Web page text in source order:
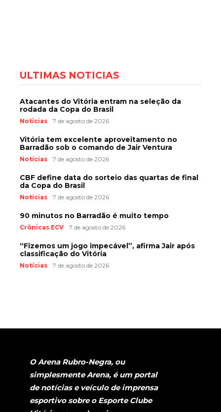
ÚLTIMAS NOTÍCIAS
Atacantes do Vitória entram na seleção da
rodada da Copa do Brasil
Notícias 7 de agosto de 2026
Vitória tem excelente aproveitamento no
Barradão sob o comando de Jair Ventura
Notícias 7 de agosto de 2026
CBF define data do sorteio das quartas de final
da Copa do Brasil
Notícias 7 de agosto de 2026
90 minutos no Barradão é muito tempo
Crônicas ECV 7 de agosto de 2026
“Fizemos um jogo impecável”, afirma Jair após
classificação do Vitória
Notícias 7 de agosto de 2026
O Arena Rubro-Negra, ou
simplesmente Arena, é um portal
de notícias e veículo de imprensa
esportivo sobre o Esporte Clube